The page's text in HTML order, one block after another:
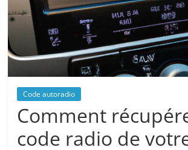
Code autoradio
Comment
code radio de